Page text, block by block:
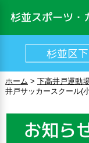
杉並スポーツ・
杉並区
ホーム > 下高井戸運動
井戸サッカースクール(
お知ら